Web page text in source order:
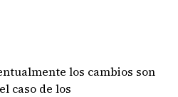
los cambios son
caso de los